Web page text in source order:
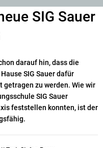
SIG Sauer
darauf hin, dass die
SIG Sauer dafür
zu werden. Wie wir
SIG Sauer
feststellen konnten, ist der